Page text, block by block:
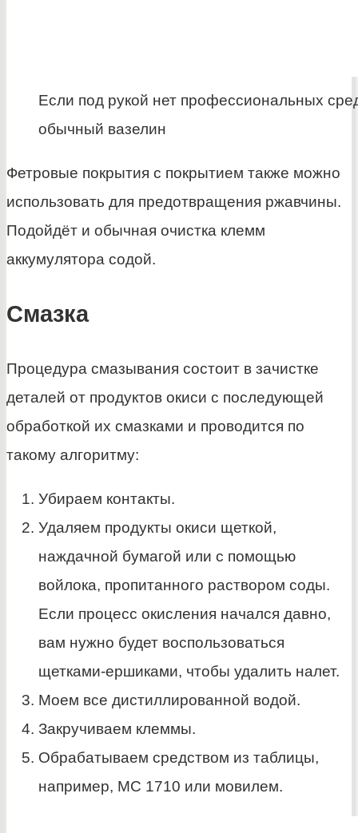
Если под рукой нет профессиональных
обычный вазелин
Фетровые покрытия с покрытием также можно
использовать для предотвращения ржавчины.
Подойдёт и обычная очистка клемм
аккумулятора содой.
Смазка
Процедура смазывания состоит в зачистке
деталей от продуктов окиси с последующей
обработкой их смазками и проводится по
такому алгоритму:
Убираем контакты.
Удаляем продукты окиси щеткой,
наждачной бумагой или с помощью
войлока, пропитанного раствором соды.
Если процесс окисления начался давно,
вам нужно будет воспользоваться
щетками-ершиками, чтобы удалить налет.
Моем все дистиллированной водой.
Закручиваем клеммы.
Обрабатываем средством из таблицы,
например, МС 1710 или мовилем.